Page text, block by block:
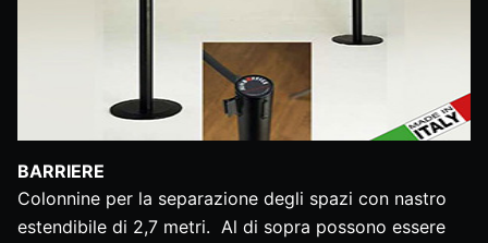
BARRIERE
Colonnine per la separazione degli spazi con nastro
estendibile di 2,7 metri. Al di sopra possono essere